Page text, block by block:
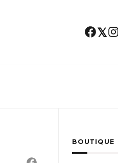
Facebook Twitter Instagram
BOUTIQUE